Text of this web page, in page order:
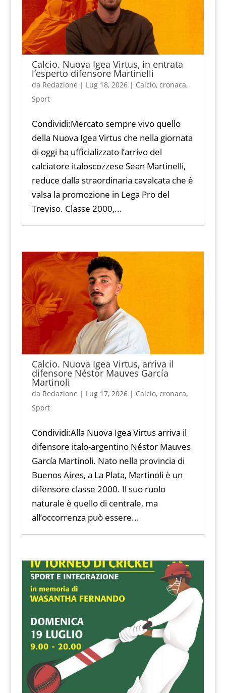
Calcio. Nuova Igea Virtus, in entrata
l’esperto difensore Martinelli
da Redazione | Lug 18, 2026| Calcio, cronaca,
Sport
Condividi:Mercato sempre vivo quello
della Nuova Igea Virtus che nella giornata
di oggi ha ufficializzato l’arrivo del
calciatore italoscozzese Sean Martinelli,
reduce dalla straordinaria cavalcata che è
valsa la promozione in Lega Pro del
Treviso. Classe 2000,...
Calcio. Nuova Igea Virtus, arriva il
difensore Néstor Mauves García
Martinoli
da Redazione | Lug 17, 2026| Calcio, cronaca,
Sport
Condividi:Alla Nuova Igea Virtus arriva il
difensore italo-argentino Néstor Mauves
García Martinoli. Nato nella provincia di
Buenos Aires, a La Plata, Martinoli è un
difensore classe 2000. Il suo ruolo
naturale è quello di centrale, ma
all’occorrenza può essere...